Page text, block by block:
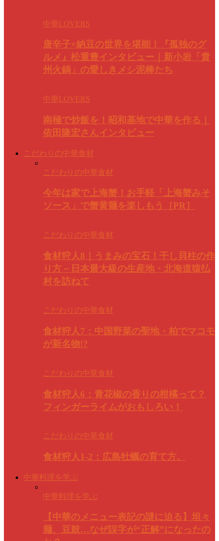
中華LOVERS
唐辛子×納豆の世界を堪能！『孤独のグ
ルメ』松重豊インタビュー｜新小岩「貴
州火鍋」の愛しきメシ泥棒たち
中華LOVERS
南極で炒飯を！昭和基地で中華を作る｜
依田隆宏さんインタビュー
こだわりの中華食材
こだわりの中華食材
今年は家で上海蟹！お手軽「上海蟹みそ
ソース」で蟹黄麺を楽しもう［PR］
こだわりの中華食材
食材狩人8｜うまみの宝石！干し貝柱の作
り方－日本最大級の生産地・北海道猿払
村を訪ねて
こだわりの中華食材
食材狩人7：中国野菜の聖地・柏でマコモ
が新名物!?
こだわりの中華食材
食材狩人6：青花椒の香りの柑橘って？
フィンガーライムがおもしろい！
こだわりの中華食材
食材狩人1-2：広島牡蠣の育て方。
中華料理を学ぶ
中華料理を学ぶ
【中華のメニュー表記の謎に迫る】坦々
麺、豆鼓…なぜ誤字が“正解”になったの